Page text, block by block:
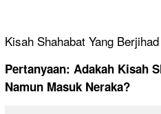
Kisah Shahabat Yang
Pertanyaan: Adakah Kisah
Namun Masuk Neraka?